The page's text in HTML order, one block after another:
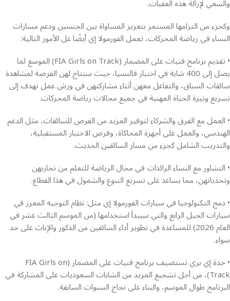
والسعي لإزالة هذه العقبات.
وكجزء من التزامها المستمر بتعزيز المساواة بين الجنسين ودعم مسارات
النساء في رياضة المحركات، تعمل الفورمولا إي أيضًا عل الأمور التالية:
• تقديم برنامج فتيات على المضمار (FIA Girls on Track) الموسع لما
يصل إلى 400 شابة في اختبار فالنسيا، حيث ستتاح لهن الفرصة لمشاهدة
سائقات السباق، والتفاعل معهن أثناء مشاركتهن في ورش عمل تهدف إلى
تسريع وتيرة الحياة المهنية في جميع مجالات رياضة المحركات.
• العمل مع الفرق والشركاء لتوفير المزيد من الفرص للسائقات، مثل الدعم
الهندسي، والعمل على أجهزة المحاكاة، وفرص الاختبار المستقبلية،
والتدريب الشامل كجزء من مسار السائقين الحديث.
• التشاور مع النساء الرائدات في مجال الرياضة للتعلم من تجاربهن
وتحدياتهن، مما يساعد على تسريع التنوع والشمول في هذا القطاع.
• دمج التكنولوجيا في سيارات الفورمولا إي مثل: نظام التوجيه المعزز في
سيارات الجيل الرابع والتي سيبدأ استخدامها (من الموسم الثالث عشر في
العام 2026) للمساعدة في تطوير أداء السائقين من الذكور والإناث على حد
سواء.
• جدة إي بري تستضيف برنامج فتيات على المضمار (FIA Girls on
Track)، من أجل تشجيع المزيد من الشابات السعوديات على المشاركة في
البرنامج طوال الموسم، والبناء على نجاح السنوات السابقة.